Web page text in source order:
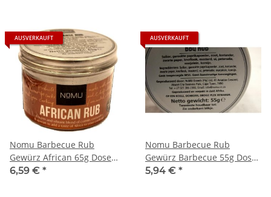
AUSVERKAUFT
Nomu Barbecue Rub
Gewürz African 65g Dose
(Afrikanische Mischung)
6,59 € *
AUSVERKAUFT
Nomu Barbecue Rub
Gewürz Barbecue 55g Dose
(BBQ klassisch)
5,94 € *